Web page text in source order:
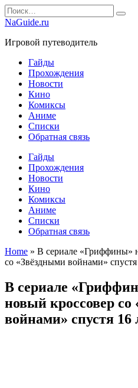
Перейти
к
Search
for:
NaGuide.ru
Игровой путеводитель
Гайды
Прохождения
Новости
Кино
Комиксы
Аниме
Списки
Обратная связь
Гайды
Прохождения
Новости
Кино
Комиксы
Аниме
Списки
Обратная связь
Home » В сериале «Гриффины»
со «Звёздными войнами» спустя
В сериале
новый кроссовер
войнами» спустя 16